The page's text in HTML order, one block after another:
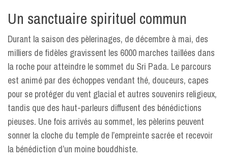
Un sanctuaire spirituel commun
Durant la saison des pèlerinages, de décembre à mai, des
milliers de fidèles gravissent les 6000 marches taillées dans
la roche pour atteindre le sommet du Sri Pada. Le parcours
est animé par des échoppes vendant thé, douceurs, capes
pour se protéger du vent glacial et autres souvenirs religieux,
tandis que des haut-parleurs diffusent des bénédictions
pieuses. Une fois arrivés au sommet, les pèlerins peuvent
sonner la cloche du temple de l’empreinte sacrée et recevoir
la bénédiction d’un moine bouddhiste.